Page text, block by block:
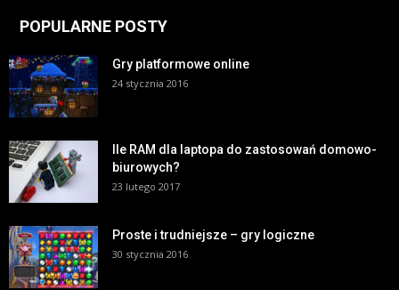
POPULARNE POSTY
Gry platformowe online
24 stycznia 2016
Ile RAM dla laptopa do zastosowań domowo-
biurowych?
23 lutego 2017
Proste i trudniejsze – gry logiczne
30 stycznia 2016